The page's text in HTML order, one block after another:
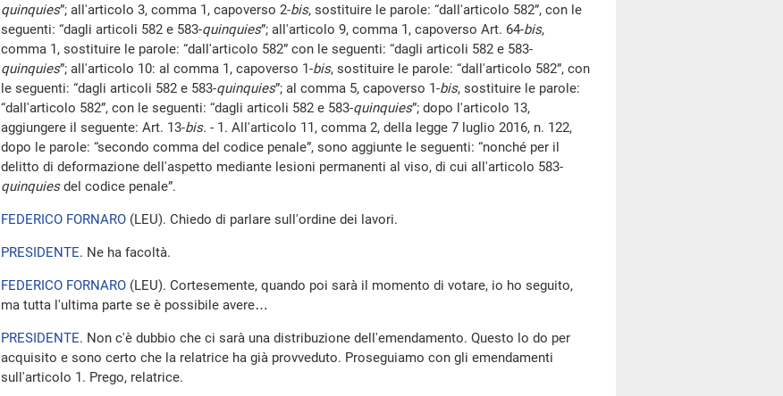
quinquies”; all'articolo 3, comma 1, capoverso 2-bis, sostituire le parole: “dall'articolo 582”, con le
seguenti: “dagli articoli 582 e 583-quinquies”; all'articolo 9, comma 1, capoverso Art. 64-bis,
comma 1, sostituire le parole: “dall'articolo 582” con le seguenti: “dagli articoli 582 e 583-
quinquies”; all'articolo 10: al comma 1, capoverso 1-bis, sostituire le parole: “dall'articolo 582”, con
le seguenti: “dagli articoli 582 e 583-quinquies”; al comma 5, capoverso 1-bis, sostituire le parole:
“dall'articolo 582”, con le seguenti: “dagli articoli 582 e 583-quinquies”; dopo l'articolo 13,
aggiungere il seguente: Art. 13-bis. - 1. All'articolo 11, comma 2, della legge 7 luglio 2016, n. 122,
dopo le parole: “secondo comma del codice penale”, sono aggiunte le seguenti: “nonché per il
delitto di deformazione dell'aspetto mediante lesioni permanenti al viso, di cui all'articolo 583-
quinquiesdel codice penale”.
FEDERICO FORNARO (LEU). Chiedo di parlare sull'ordine dei lavori.
PRESIDENTE. Ne ha facoltà.
FEDERICO FORNARO (LEU). Cortesemente, quando poi sarà il momento di votare, io ho seguito,
ma tutta l'ultima parte se è possibile avere…
PRESIDENTE. Non c'è dubbio che ci sarà una distribuzione dell'emendamento. Questo lo do per
acquisito e sono certo che la relatrice ha già provveduto. Proseguiamo con gli emendamenti
sull'articolo 1. Prego, relatrice.